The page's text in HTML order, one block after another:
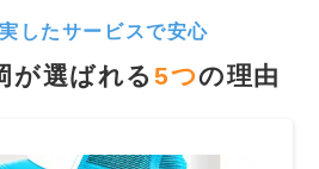
したサービスで安心
が選ばれる5つの理由